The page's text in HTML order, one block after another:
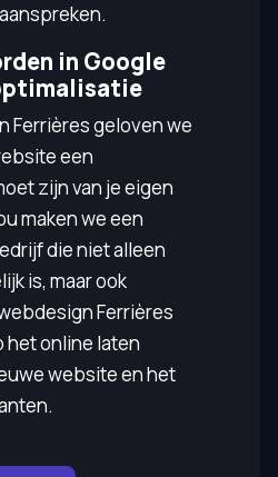
in Google
Ferrières geloven we
een
zijn van je eigen
maken we een
die niet alleen
is, maar ook
Ferrières
het online laten
website en het